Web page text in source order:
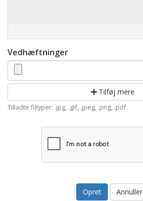
Vedhæftninger
Tilføj mere
Tilladte filtyper: .jpg, .gif, .jpeg, .png, .pdf
Annuller